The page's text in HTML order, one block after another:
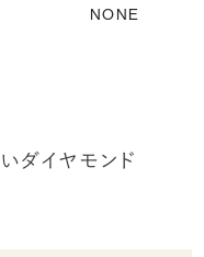
NONE
ダイヤモンド